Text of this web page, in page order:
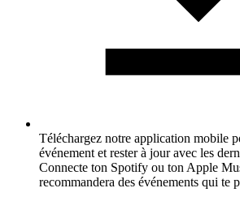
Téléchargez notre application mobile
événement et rester à jour avec les
Connecte ton Spotify ou ton Apple
recommandera des événements qui te